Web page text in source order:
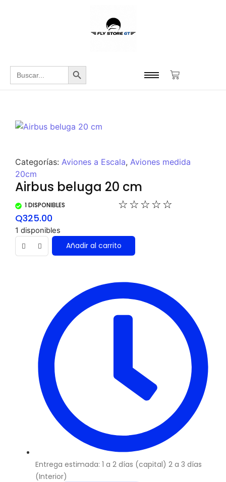
Buscar: Botón de búsqueda
Categorías: Aviones a Escala, Aviones medida
20cm
Airbus beluga 20 cm
1 DISPONIBLES ☆ ☆ ☆ ☆ ☆
Q325.00
1 disponibles
Añadir al carrito
Entrega estimada: 1 a 2 días (capital) 2 a 3 días
(Interior)